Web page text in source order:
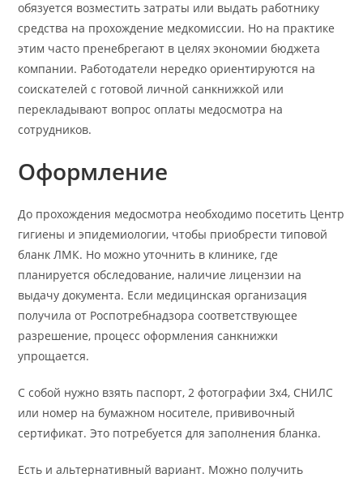
обязуется возместить затраты или выдать работнику
средства на прохождение медкомиссии. Но на практике
этим часто пренебрегают в целях экономии бюджета
компании. Работодатели нередко ориентируются на
соискателей с готовой личной санкнижкой или
перекладывают вопрос оплаты медосмотра на
сотрудников.
Оформление
До прохождения медосмотра необходимо посетить Центр
гигиены и эпидемиологии, чтобы приобрести типовой
бланк ЛМК. Но можно уточнить в клинике, где
планируется обследование, наличие лицензии на
выдачу документа. Если медицинская организация
получила от Роспотребнадзора соответствующее
разрешение, процесс оформления санкнижки
упрощается.
С собой нужно взять паспорт, 2 фотографии 3х4, СНИЛС
или номер на бумажном носителе, прививочный
сертификат. Это потребуется для заполнения бланка.
Есть и альтернативный вариант. Можно получить